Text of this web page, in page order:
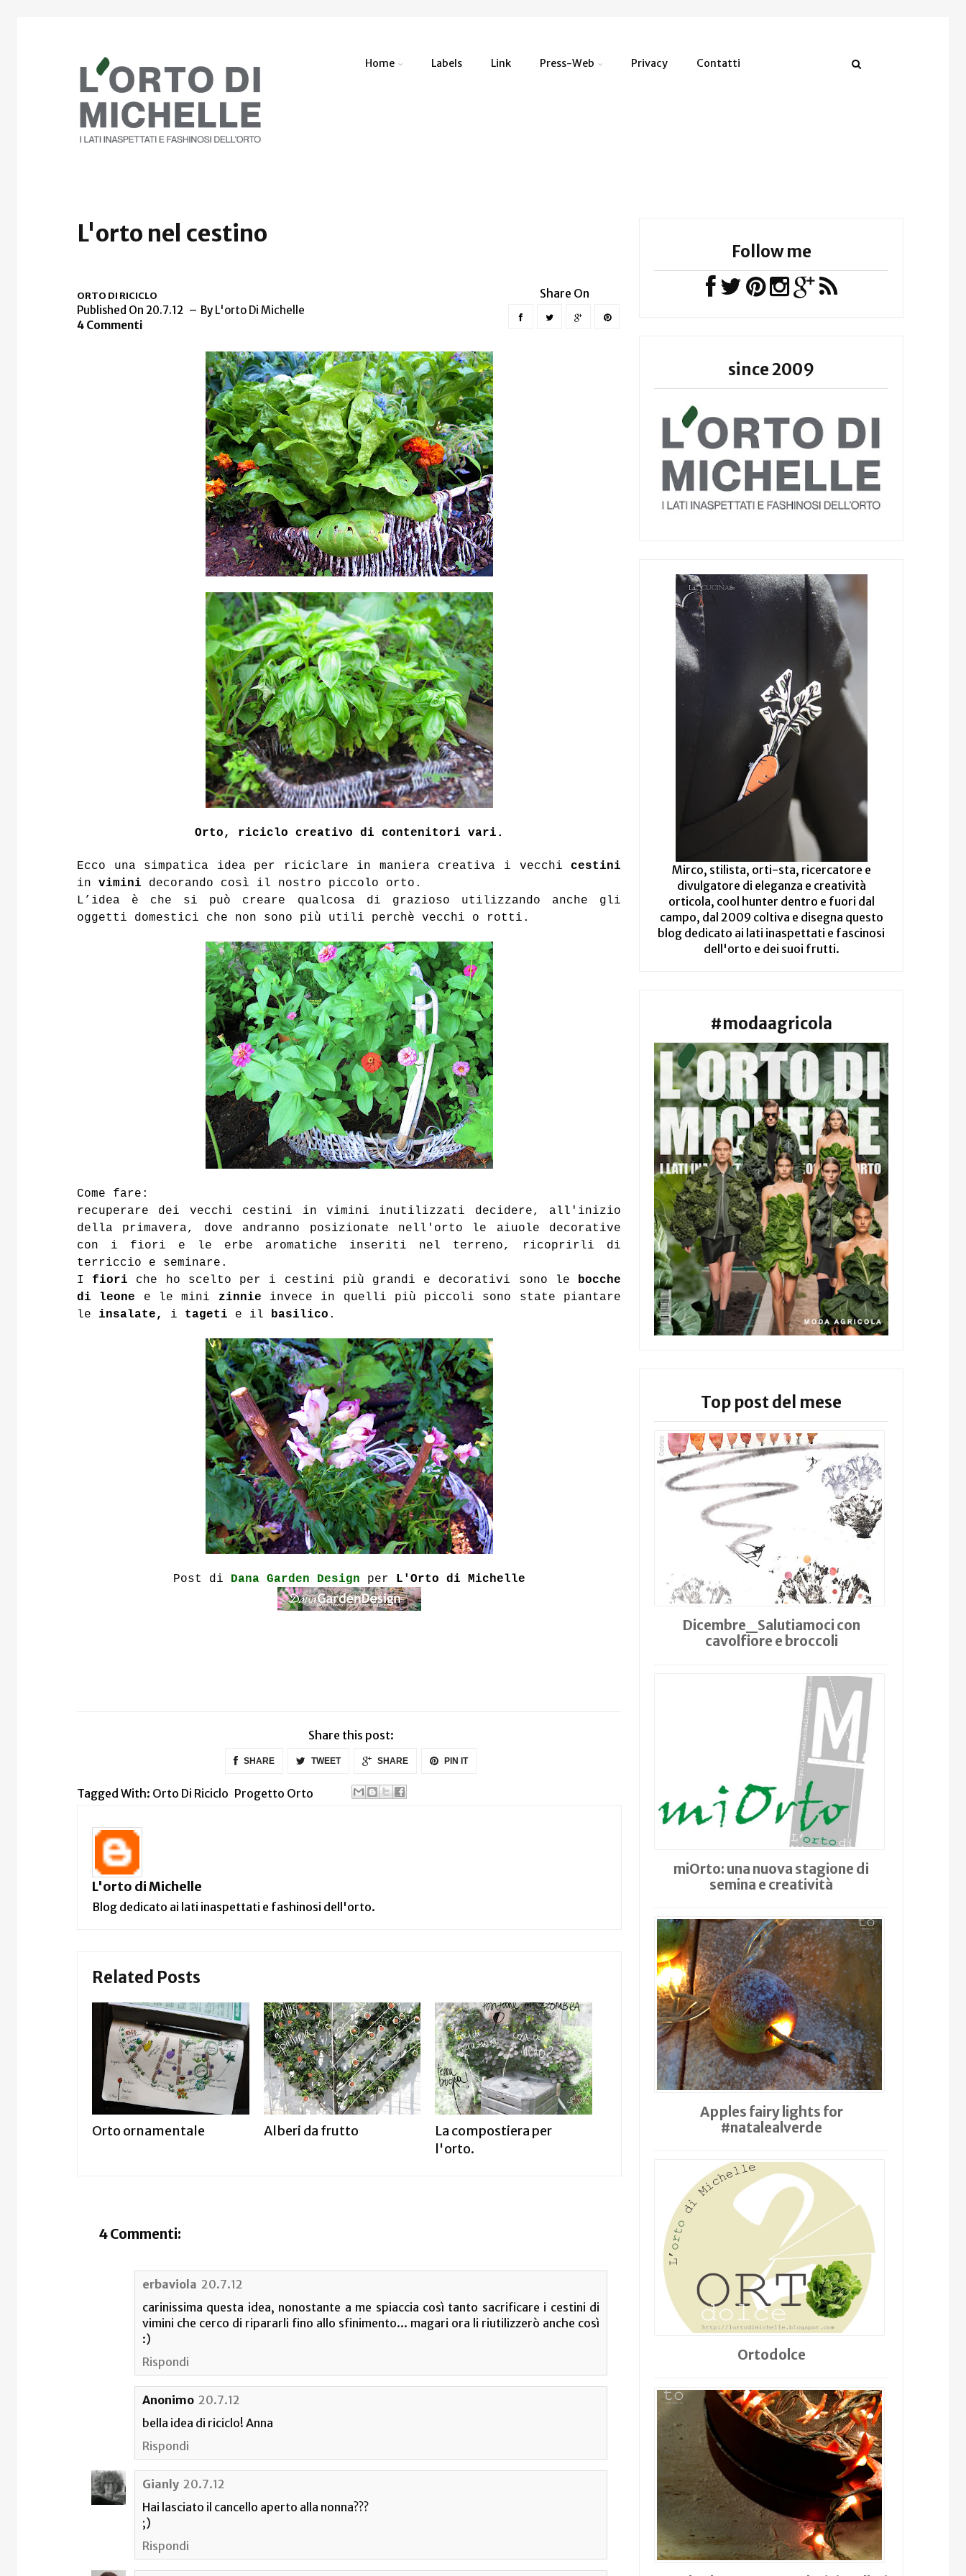
Home Labels Link Press-Web Privacy Contatti
L'orto nel cestino
ORTO DI RICICLO
Published On 20.7.12 By L'orto Di Michelle
4 Commenti
Orto, riciclo creativo di contenitori vari.
Ecco una simpatica idea per riciclare in maniera creativa i vecchicestini
in vimini decorando così il nostro piccolo orto.
L’idea è che si può creare qualcosa di grazioso utilizzando anche gli
oggetti domestici che non sono più utili perchè vecchi o rotti.
Come fare:
recuperare dei vecchi cestini in vimini inutilizzati decidere, all'inizio
della primavera, dove andranno posizionate nell'orto le aiuole decorative
con i fiori e le erbe aromatiche inseriti nel terreno, ricoprirli di
terriccio e seminare.
I fiori che ho scelto per i cestini più grandi e decorativi sono le bocche
di leone e le mini zinnie invece in quelli più piccoli sono state piantare
le insalate, i tageti e il basilico .
Post di Dana Garden Design per L'Orto di Michelle
Share this post:
SHARE TWEET SHARE PIN IT
Tagged With: Orto Di Riciclo Progetto Orto
L'orto di Michelle
Blog dedicato ai lati inaspettati e fashinosi dell'orto.
Related Posts
Orto ornamentale Alberi da frutto
La compostiera per
l'orto.
4 Commenti:
erbaviola 20.7.12
carinissima questa idea, nonostante a me spiaccia così tanto sacrificare i cestini di
vimini che cerco di ripararli fino allo sfinimento... magari ora li riutilizzerò anche così
:)
Rispondi
Anonimo 20.7.12
bella idea di riciclo! Anna
Rispondi
Gianly 20.7.12
Hai lasciato il cancello aperto alla nonna???
;)
Rispondi
Follow me
since 2009
Mirco, stilista, orti-sta, ricercatore e
divulgatore di eleganza e creatività
orticola, cool hunter dentro e fuori dal
campo, dal 2009 coltiva e disegna questo
blog dedicato ai lati inaspettati e fascinosi
dell'orto e dei suoi frutti.
#modaagricola
Top post del mese
Dicembre_Salutiamoci con
cavolfiore e broccoli
miOrto: una nuova stagione di
semina e creatività
Apples fairy lights for
#natalealverde
Ortodolce